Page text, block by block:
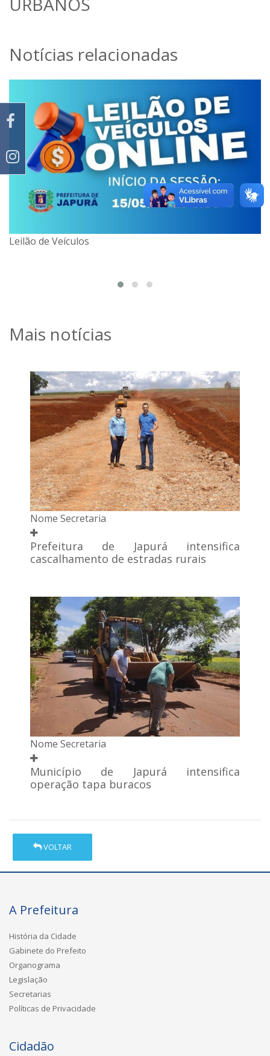
Notícias relacionadas
Leilão de Veículos
Leilão de bens e imóveis
Mais notícias
Nome Secretaria
Prefeitura de Japurá intensifica
cascalhamento de estradas rurais
Nome Secretaria
Município de Japurá intensifica
operação tapa buracos
VOLTAR
A Prefeitura
História da Cidade
Gabinete do Prefeito
Organograma
Legislação
Secretarias
Políticas de Privacidade
Cidadão